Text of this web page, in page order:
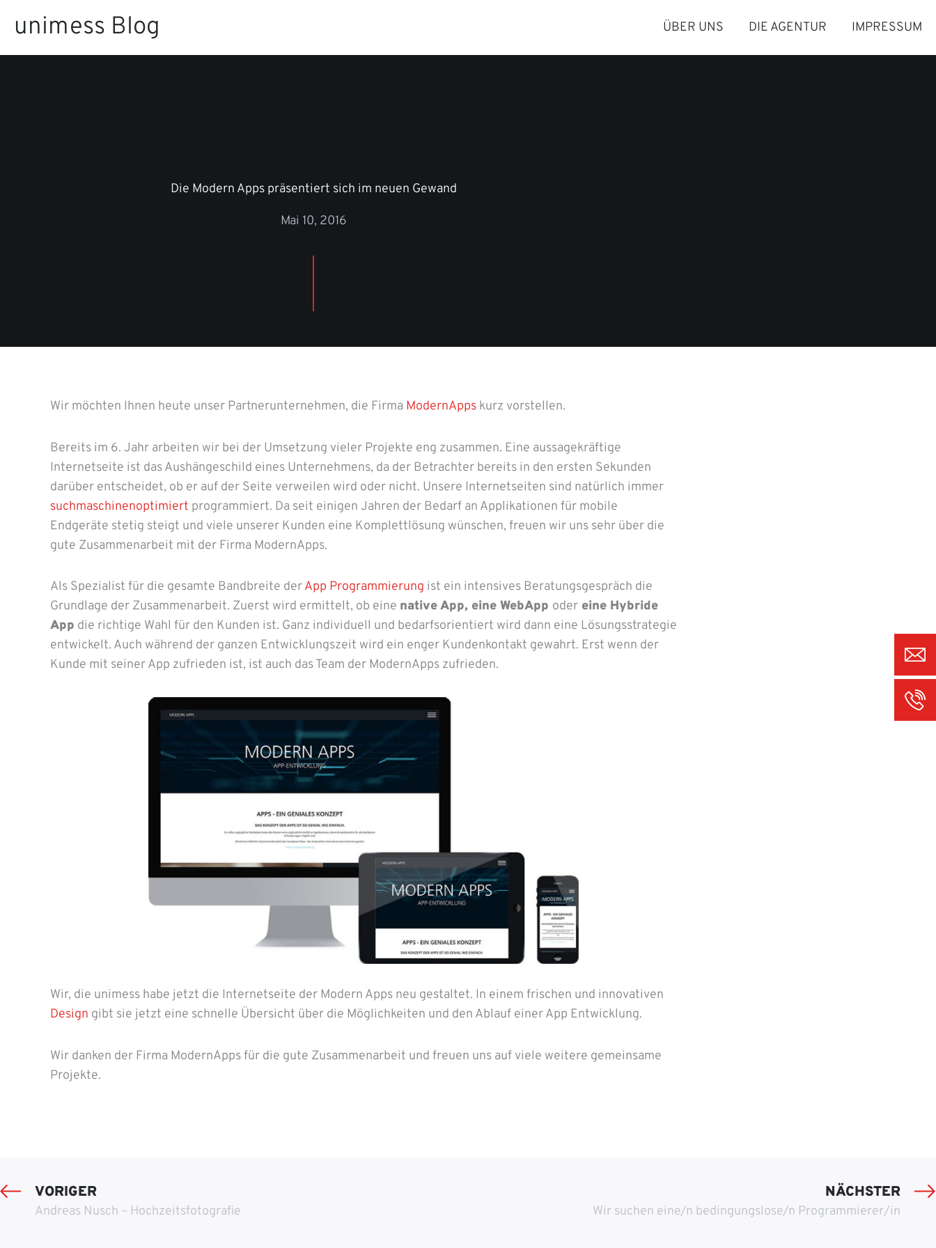
Inhaltunimess Blog ÜBER UNS DIE AGENTUR IMPRESSUM
Die Modern Apps präsentiert sich im neuen Gewand
Mai 10, 2016
Wir möchten Ihnen heute unser Partnerunternehmen, die Firma ModernApps kurz vorstellen.
Bereits im 6. Jahr arbeiten wir bei der Umsetzung vieler Projekte eng zusammen. Eine aussagekräftige
Internetseite ist das Aushängeschild eines Unternehmens, da der Betrachter bereits in den ersten Sekunden
darüber entscheidet, ob er auf der Seite verweilen wird oder nicht. Unsere Internetseiten sind natürlich immer
suchmaschinenoptimiert programmiert. Da seit einigen Jahren der Bedarf an Applikationen für mobile
Endgeräte stetig steigt und viele unserer Kunden eine Komplettlösung wünschen, freuen wir uns sehr über die
gute Zusammenarbeit mit der Firma ModernApps.
Als Spezialist für die gesamte Bandbreite derApp Programmierung ist ein intensives Beratungsgespräch die
Grundlage der Zusammenarbeit. Zuerst wird ermittelt, ob eine native App, eine WebApp oder eine Hybride
App die richtige Wahl für den Kunden ist. Ganz individuell und bedarfsorientiert wird dann eine Lösungsstrategie
entwickelt. Auch während der ganzen Entwicklungszeit wird ein enger Kundenkontakt gewahrt. Erst wenn der
Kunde mit seiner App zufrieden ist, ist auch das Team der ModernApps zufrieden.
Wir, die unimess habe jetzt die Internetseite der Modern Apps neu gestaltet. In einem frischen und innovativen
Design gibt sie jetzt eine schnelle Übersicht über die Möglichkeiten und den Ablauf einer App Entwicklung.
Wir danken der Firma ModernApps für die gute Zusammenarbeit und freuen uns auf viele weitere gemeinsame
Projekte.
VORIGER
Andreas Nusch – Hochzeitsfotografie
NÄCHSTER
Wir suchen eine/n bedingungslose/n Programmierer/in